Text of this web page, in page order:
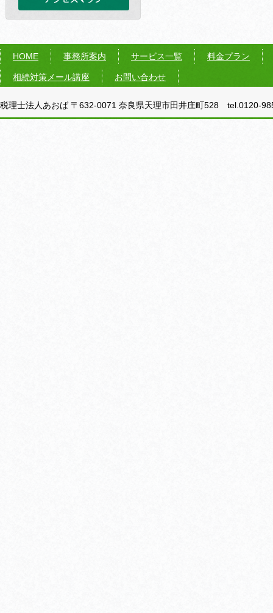
HOME 事務所案内 サービス一覧 料金プラン
相続対策メール講座 お問い合わせ
税理士法人あおば 〒632-0071 奈良県天理市田井庄町528 tel.0120-